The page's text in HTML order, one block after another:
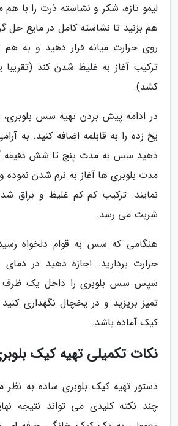
لیمو تازه، شکر و نشاسته ذرت را با هم
هم بزنید تا نشاسته کامل در مایع حل
روی حرارت میانه قرار دهید و به هم
ترکیب آغاز به غلیظ شدن کند
کشد).
در ادامه پیش بردن تهیه سس بلوبری،
یخ زده را به قابلمه اضافه کنید. به
دهید سس به مدت پنج تا شش دقیقه
مدت بلوبری ها آغاز به نرم شدن نموده
نمایند. ترکیب کم کم غلیظ و براق
شربت می رسد.
هنگامی که سس به قوام دلخواه
حرارت بردارید. اجازه دهید در
سپس سس بلوبری را داخل یک
تمیز بریزید و در یخچال نگهداری
کیک آماده باشد.
نکات تکمیلی تهیه کیک
دستور تهیه کیک بلوبری ساده به نظر
چند نکته کلیدی می تواند نتیجه